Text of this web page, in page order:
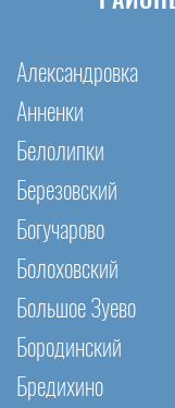
Александровка
Анненки
Белолипки
Березовский
Богучарово
Болоховский
Большое Зуево
Бородинский
Бредихино